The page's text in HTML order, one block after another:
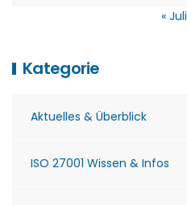
« Juli
Kategorie
Aktuelles & Überblick
ISO 27001 Wissen & Infos